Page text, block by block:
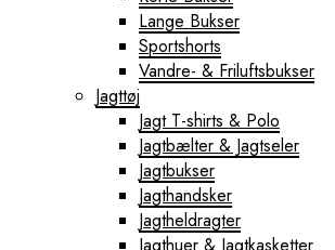
Lange Bukser
Sportshorts
Vandre- & Friluftsbukser
Jagttøj
Jagt T-shirts & Polo
Jagtbælter & Jagtseler
Jagtbukser
Jagthandsker
Jagtheldragter